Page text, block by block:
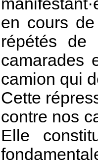
en cours
répétés de
camarades
camion qui
Cette
contre nos
Elle